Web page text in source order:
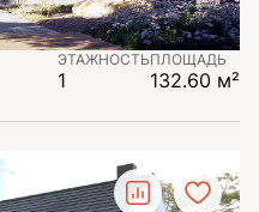
ЭТАЖНОСТЬ
1
ПЛОЩАДЬ
132.60 м²